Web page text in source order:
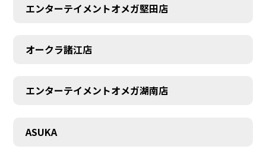
CONTACT
エンターテイメントオメガ堅田店
オークラ諸江店
エンターテイメントオメガ湖南店
ASUKA